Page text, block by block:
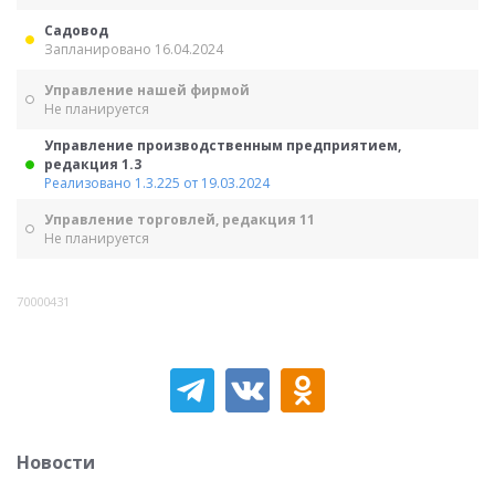
Садовод
Запланировано 16.04.2024
Управление нашей фирмой
Не планируется
Управление производственным предприятием,
редакция 1.3
Реализовано 1.3.225 от 19.03.2024
Управление торговлей, редакция 11
Не планируется
70000431
Новости